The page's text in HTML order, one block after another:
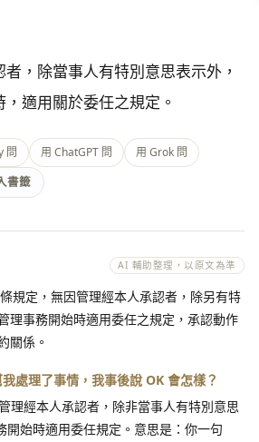
，除當事人有特別意思表示外，
適用關於委任之規定。
問 用 ChatGPT 問
用 Grok 問
書籤
AI 輔助整理，以原文為準
規定，無因管理經本人承認者，除另有特
理事務開始時適用委任之規定，承認動作
關係。
處理了事情，我事後說 OK 會怎樣？
理經本人承認者，除非當事人有特別意思
開始時適用委任規定。意思是：你一句